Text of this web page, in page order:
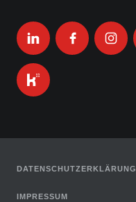
DATENSCHUTZERKLÄRUNG
IMPRESSUM